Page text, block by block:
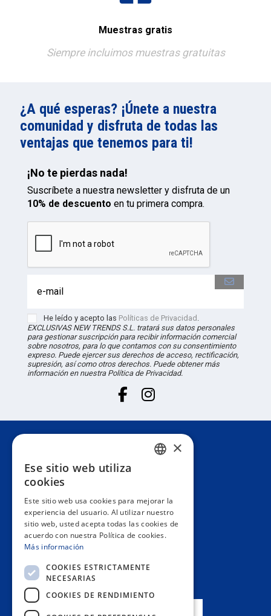
Muestras gratis
Siempre incluimos muestras gratuitas
¿A qué esperas? ¡Únete a nuestra
comunidad y disfruta de todas las
ventajas que tenemos para ti!
¡No te pierdas nada!
Suscríbete a nuestra newsletter y disfruta de un
10% de descuento en tu primera compra.
He leído y acepto las Políticas de Privacidad
EXCLUSIVAS NEW TRENDS S.L. tratará sus datos personales
para gestionar suscripción para recibir información comercial
sobre nosotros, para lo que contamos con su consentimiento
expreso. Puede ejercer sus derechos de acceso, rectificación,
supresión, así como otros derechos. Puede obtener más
información en nuestra Política de Privacidad.
Información
Área privada
Contacto
ENGLISH
ITALIAN
×
Ese sitio web utiliza
cookies
Este sitio web usa cookies para mejorar la
experiencia del usuario. Al utilizar nuestro
sitio web, usted acepta todas las cookies de
acuerdo con nuestra Política de cookies.
Más información
COOKIES ESTRICTAMENTE
NECESARIAS
COOKIES DE RENDIMIENTO